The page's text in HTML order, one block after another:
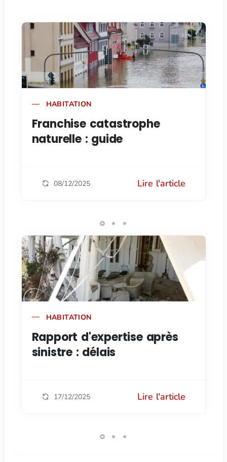
HABITATION
Franchise catastrophe
naturelle : guide
08/12/2025 Lire l'article
HABITATION
Rapport d'expertise après
sinistre : délais
17/12/2025 Lire l'article